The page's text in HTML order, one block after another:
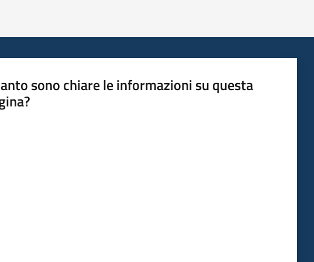
sono chiare le informazioni su questa